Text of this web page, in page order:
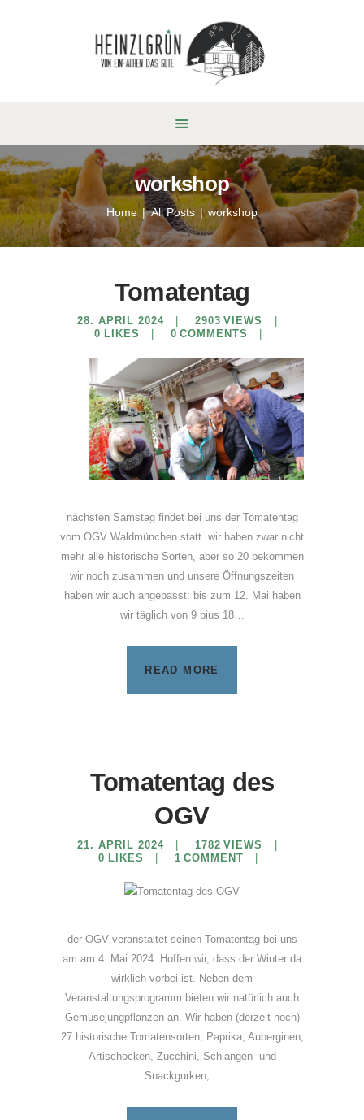
workshop
Home All Posts workshop
Tomatentag
28. APRIL 2024 2903 VIEWS
0 LIKES 0 COMMENTS
nächsten Samstag findet bei uns der Tomatentag
vom OGV Waldmünchen statt. wir haben zwar nicht
mehr alle historische Sorten, aber so 20 bekommen
wir noch zusammen und unsere Öffnungszeiten
haben wir auch angepasst: bis zum 12. Mai haben
wir täglich von 9 bius 18…
READ MORE
Tomatentag des
OGV
21. APRIL 2024 1782 VIEWS
0 LIKES 1 COMMENT
der OGV veranstaltet seinen Tomatentag bei uns
am am 4. Mai 2024. Hoffen wir, dass der Winter da
wirklich vorbei ist. Neben dem
Veranstaltungsprogramm bieten wir natürlich auch
Gemüsejungpflanzen an. Wir haben (derzeit noch)
27 historische Tomatensorten, Paprika, Auberginen,
Artischocken, Zucchini, Schlangen- und
Snackgurken,…